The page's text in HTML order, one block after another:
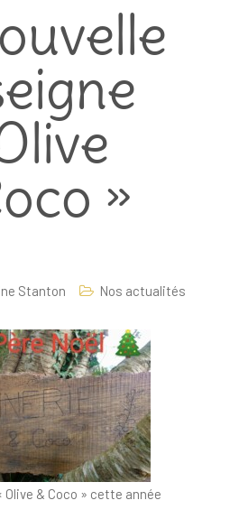
»
Stanton Nos actualités
Olive & Coco » cette année